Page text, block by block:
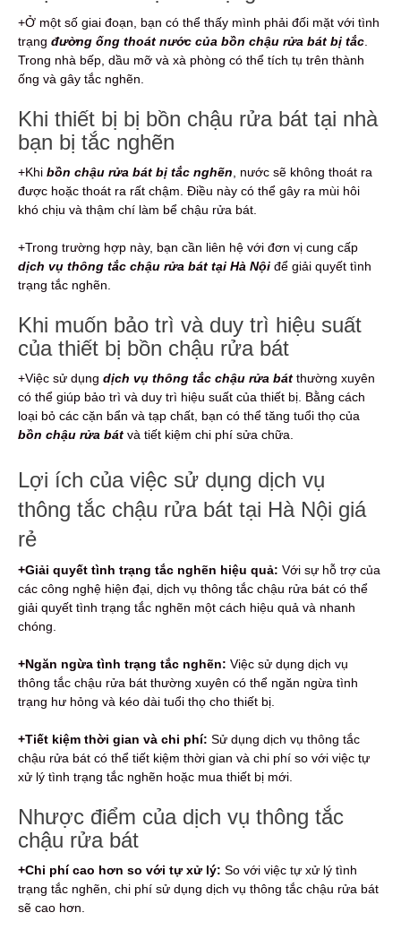
+Ở một số giai đoạn, bạn có thể thấy mình phải đối mặt với tình
trạng đường ống thoát nước của bồn chậu rửa bát bị tắc
Trong nhà bếp, dầu mỡ và xà phòng có thể tích tụ trên thành
ống và gây tắc nghẽn.
Khi thiết bị bị bồn chậu rửa bát tại nhà
bạn bị tắc nghẽn
+Khi bồn chậu rửa bát bị tắc nghẽn , nước sẽ không thoát ra
được hoặc thoát ra rất chậm. Điều này có thể gây ra mùi hôi
khó chịu và thậm chí làm bể chậu rửa bát.
+Trong trường hợp này, bạn cần liên hệ với đơn vị cung cấp
dịch vụ thông tắc chậu rửa bát tại Hà Nội để giải quyết tình
trạng tắc nghẽn.
Khi muốn bảo trì và duy trì hiệu suất
của thiết bị bồn chậu rửa bát
+Việc sử dụng dịch vụ thông tắc chậu rửa bát thường xuyên
có thể giúp bảo trì và duy trì hiệu suất của thiết bị. Bằng cách
loại bỏ các cặn bẩn và tạp chất, bạn có thể tăng tuổi thọ của
bồn chậu rửa bát và tiết kiệm chi phí sửa chữa.
Lợi ích của việc sử dụng dịch vụ
thông tắc chậu rửa bát tại Hà Nội giá
rẻ
+Giải quyết tình trạng tắc nghẽn hiệu quả: Với sự hỗ trợ của
các công nghệ hiện đại, dịch vụ thông tắc chậu rửa bát có thể
giải quyết tình trạng tắc nghẽn một cách hiệu quả và nhanh
chóng.
+Ngăn ngừa tình trạng tắc nghẽn: Việc sử dụng dịch vụ
thông tắc chậu rửa bát thường xuyên có thể ngăn ngừa tình
trạng hư hỏng và kéo dài tuổi thọ cho thiết bị.
+Tiết kiệm thời gian và chi phí: Sử dụng dịch vụ thông tắc
chậu rửa bát có thể tiết kiệm thời gian và chi phí so với việc tự
xử lý tình trạng tắc nghẽn hoặc mua thiết bị mới.
Nhược điểm của dịch vụ thông tắc
chậu rửa bát
+Chi phí cao hơn so với tự xử lý: So với việc tự xử lý tình
trạng tắc nghẽn, chi phí sử dụng dịch vụ thông tắc chậu rửa bát
sẽ cao hơn.